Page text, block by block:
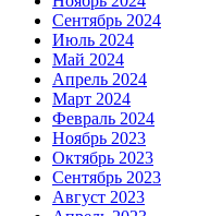
Сентябрь 2024
Июль 2024
Май 2024
Апрель 2024
Март 2024
Февраль 2024
Ноябрь 2023
Октябрь 2023
Сентябрь 2023
Август 2023